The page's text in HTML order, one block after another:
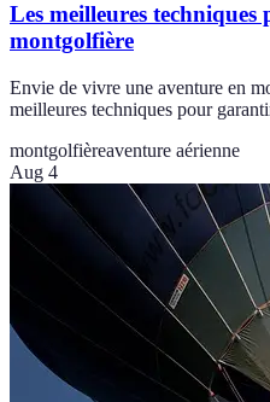
Les meilleures
montgolfière
Envie de vivre une aventure en
meilleures techniques pour
montgolfièreaventure aérienne
Aug 4